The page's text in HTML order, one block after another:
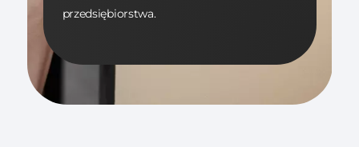
przedsiębiorstwa.